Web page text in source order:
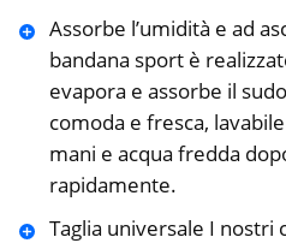
Assorbe l’umidità e ad
bandana sport è
evapora e assorbe il
comoda e fresca,
mani e acqua fredda
rapidamente.
Taglia universale I nostri